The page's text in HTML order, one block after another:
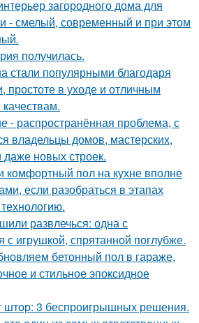
загородного дома для
- смелый, современный и при этом
получилась.
стали популярными благодаря
простоте в уходе и отличным
- распространённая проблема, с
владельцы домов, мастерских,
новых строек.
комфортный пол на кухне вполне
если разобраться в этапах
развлечься: одна с
с игрушкой, спрятанной поглубже.
бетонный пол в гараже,
и стильное эпоксидное
штор: 3 беспроигрышных решения.